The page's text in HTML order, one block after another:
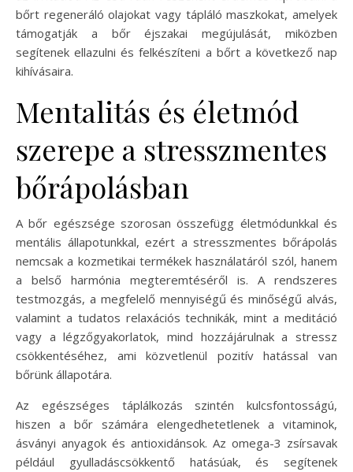
bőrt regeneráló olajokat vagy tápláló maszkokat, amelyek
támogatják a bőr éjszakai megújulását, miközben
segítenek ellazulni és felkészíteni a bőrt a következő nap
kihívásaira.
Mentalitás és életmód
szerepe a stresszmentes
bőrápolásban
A bőr egészsége szorosan összefügg életmódunkkal és
mentális állapotunkkal, ezért a stresszmentes bőrápolás
nemcsak a kozmetikai termékek használatáról szól, hanem
a belső harmónia megteremtéséről is. A rendszeres
testmozgás, a megfelelő mennyiségű és minőségű alvás,
valamint a tudatos relaxációs technikák, mint a meditáció
vagy a légzőgyakorlatok, mind hozzájárulnak a stressz
csökkentéséhez, ami közvetlenül pozitív hatással van
bőrünk állapotára.
Az egészséges táplálkozás szintén kulcsfontosságú,
hiszen a bőr számára elengedhetetlenek a vitaminok,
ásványi anyagok és antioxidánsok. Az omega-3 zsírsavak
például gyulladáscsökkentő hatásúak, és segítenek